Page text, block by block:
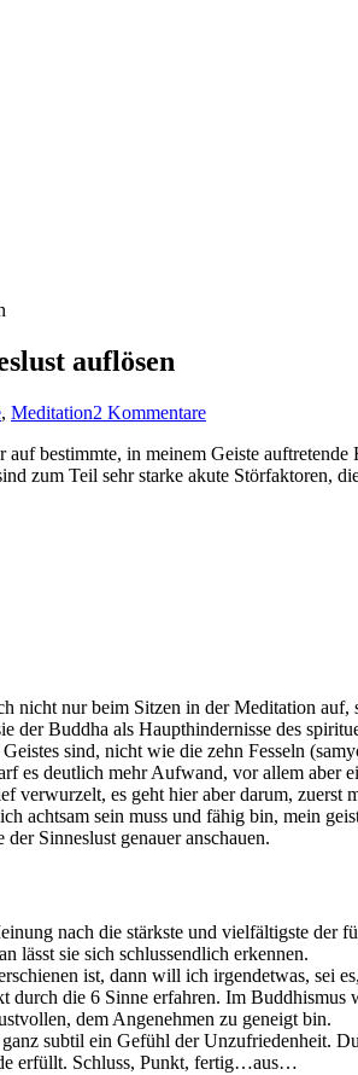
auflösen
, Meditation2 Kommentare
bestimmte, in meinem Geiste auftretende
zum Teil sehr starke akute Störfaktoren,
nicht nur beim Sitzen in der Meditation
der Buddha als Haupthindernisse des
sind, nicht wie die zehn Fesseln
es deutlich mehr Aufwand, vor allem aber
verwurzelt, es geht hier aber darum,
achtsam sein muss und fähig bin, mein
Sinneslust genauer anschauen.
nach die stärkste und vielfältigste
lässt sie sich schlussendlich erkennen.
ist, dann will ich irgendetwas, sei
die 6 Sinne erfahren. Im Buddhismus
dem Angenehmen zu geneigt bin.
subtil ein Gefühl der Unzufriedenheit.
erfüllt. Schluss, Punkt, fertig…aus…